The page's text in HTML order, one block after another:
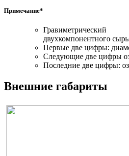
Примечание*
двухкомпонентного
Первые две цифры:
Следующие две цифры
Последние две цифры:
Внешние габариты